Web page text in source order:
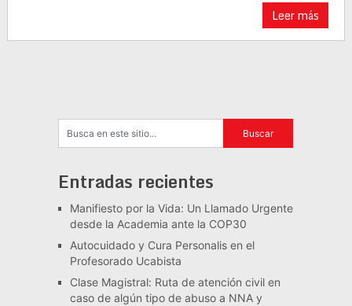
Leer más
Entradas recientes
Manifiesto por la Vida: Un Llamado Urgente
desde la Academia ante la COP30
Autocuidado y Cura Personalis en el
Profesorado Ucabista
Clase Magistral: Ruta de atención civil en
caso de algún tipo de abuso a NNA y